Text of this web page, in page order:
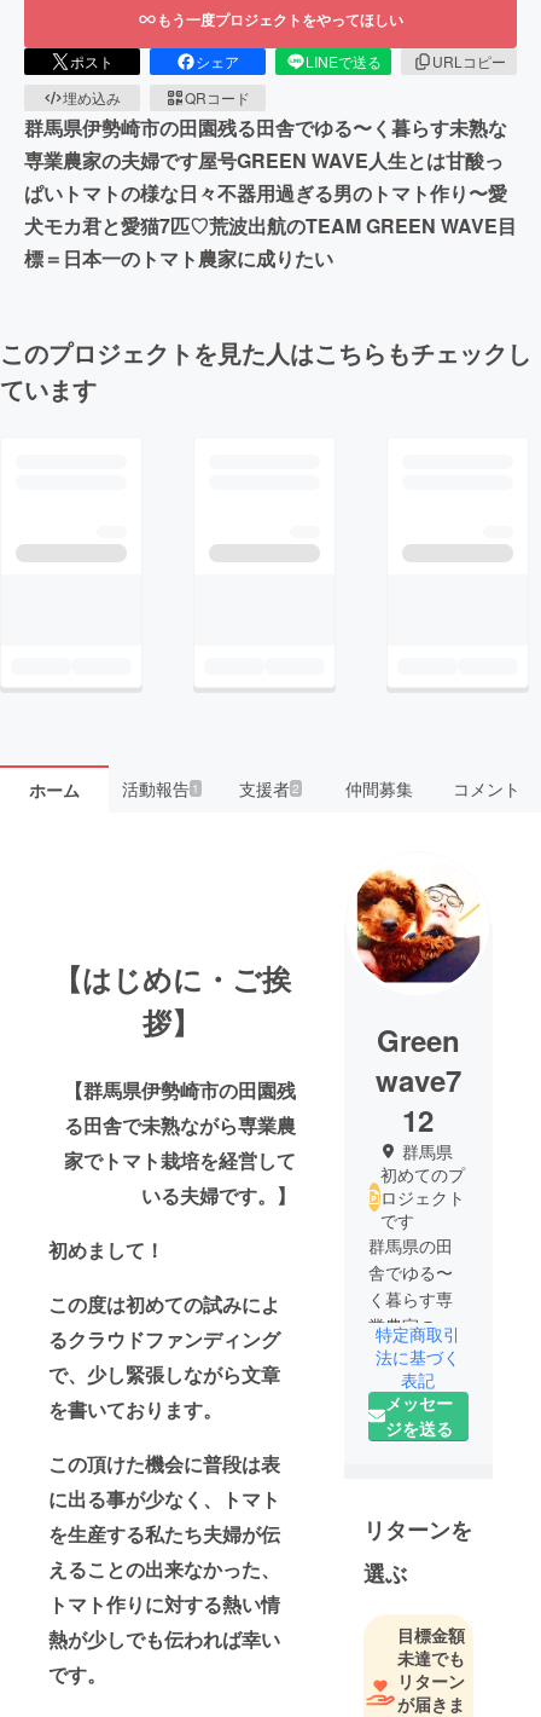
もう一度プロジェクトをやってほしい
ポスト シェア LINEで送る
URLコピー
埋め込み
QRコード
群馬県伊勢崎市の田園残る田舎でゆる〜く暮らす未熟な
専業農家の夫婦です屋号GREEN WAVE人生とは甘酸っ
ぱいトマトの様な日々不器用過ぎる男のトマト作り〜愛
犬モカ君と愛猫7匹♡荒波出航のTEAM GREEN WAVE目
標＝日本一のトマト農家に成りたい
このプロジェクトを見た人はこちらもチェックし
ています
ホーム 活動報告1 支援者2 仲間募集 コメント
【はじめに・ご挨
拶】
【群馬県伊勢崎市の田園残
る田舎で未熟ながら専業農
家でトマト栽培を経営して
いる夫婦です。】
初めまして！
この度は初めての試みによ
るクラウドファンディング
で、少し緊張しながら文章
を書いております。
この頂けた機会に普段は表
に出る事が少なく、トマト
を生産する私たち夫婦が伝
えることの出来なかった、
トマト作りに対する熱い情
熱が少しでも伝われば幸い
です。
Green
wave7
12
群馬県
初めてのプ
ロジェクト
です
群馬県の田
舎でゆる〜
く暮らす専
業農家の夫
婦です
屋号Green
wave
人生とは甘
不器用過ぎ
る男のトマ
ト作り
愛犬トイ
プーモカ君
と愛猫4匹♡
おいも、丼
特定商取引
法に基づく
表記
メッセー
ジを送る
リターンを
選ぶ
目標金額
未達でも
リターン
が届きま